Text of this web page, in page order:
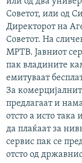
Советот, или од
Директорот на
Советот. На
МРТВ. Јавниот
пак владините
емитуваат
За
предлагаат и
отсто а исто така
да плаќаат за
сервис пак се
отсто од